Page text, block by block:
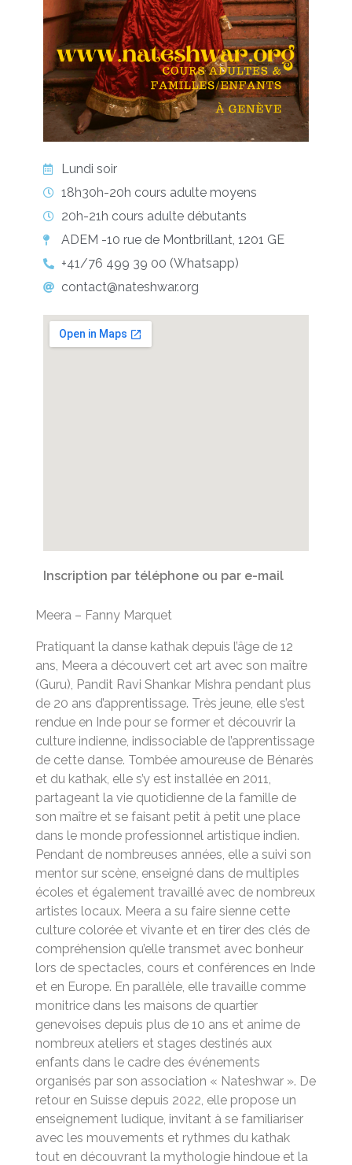
Lundi soir
18h30h-20h cours adulte moyens
20h-21h cours adulte débutants
ADEM -10 rue de Montbrillant, 1201 GE
+41/76 499 39 00 (Whatsapp)
contact@nateshwar.org
Inscription par téléphone ou par e-mail
Meera – Fanny Marquet
Pratiquant la danse kathak depuis l’âge de 12
ans, Meera a découvert cet art avec son maître
(Guru), Pandit Ravi Shankar Mishra pendant plus
de 20 ans d’apprentissage. Très jeune, elle s’est
rendue en Inde pour se former et découvrir la
culture indienne, indissociable de l’apprentissage
de cette danse. Tombée amoureuse de Bénarès
et du kathak, elle s’y est installée en 2011,
partageant la vie quotidienne de la famille de
son maître et se faisant petit à petit une place
dans le monde professionnel artistique indien.
Pendant de nombreuses années, elle a suivi son
mentor sur scène, enseigné dans de multiples
écoles et également travaillé avec de nombreux
artistes locaux. Meera a su faire sienne cette
culture colorée et vivante et en tirer des clés de
compréhension qu’elle transmet avec bonheur
lors de spectacles, cours et conférences en Inde
et en Europe. En parallèle, elle travaille comme
monitrice dans les maisons de quartier
genevoises depuis plus de 10 ans et anime de
nombreux ateliers et stages destinés aux
enfants dans le cadre des événements
organisés par son association « Nateshwar ». De
retour en Suisse depuis 2022, elle propose un
enseignement ludique, invitant à se familiariser
avec les mouvements et rythmes du kathak
tout en découvrant la mythologie hindoue et la